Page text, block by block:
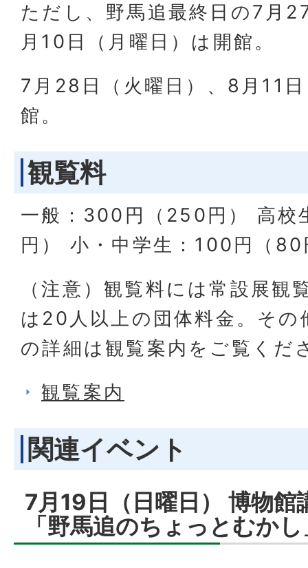
ただし、野馬追最終日の7月
月10日（月曜日）は開館。
7月28日（火曜日）、8月11
館。
観覧料
一般：300円（250円） 高校
円） 小・中学生：100円（80
（注意）観覧料には常設展観
は20人以上の団体料金。その
の詳細は観覧案内をご覧くだ
観覧案内
関連イベント
7月19日（日曜日） 博物館
「野馬追のちょっとむか